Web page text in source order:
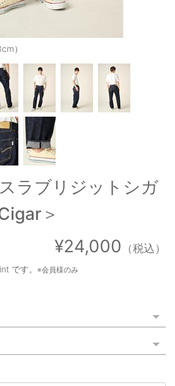
: パンツ・スカート
ー
ト
ース
く表記
）
ラブリジットシガ
＞
¥24,000 （税込）
です。 ※会員様のみ